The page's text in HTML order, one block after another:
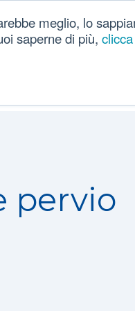
meglio, lo
saperne di più,
Chi siamo
pervio